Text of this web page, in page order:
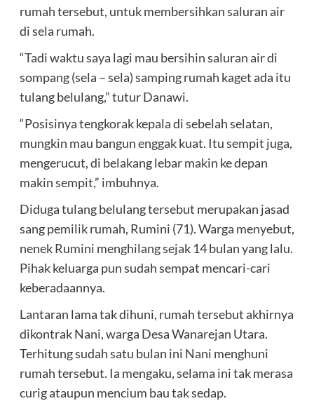
rumah tersebut, untuk membersihkan saluran air
di sela rumah.
“Tadi waktu saya lagi mau bersihin saluran air di
sompang (sela – sela) samping rumah kaget ada itu
tulang belulang,” tutur Danawi.
“Posisinya tengkorak kepala di sebelah selatan,
mungkin mau bangun enggak kuat. Itu sempit juga,
mengerucut, di belakang lebar makin ke depan
makin sempit,” imbuhnya.
Diduga tulang belulang tersebut merupakan jasad
sang pemilik rumah, Rumini (71). Warga menyebut,
nenek Rumini menghilang sejak 14 bulan yang lalu.
Pihak keluarga pun sudah sempat mencari-cari
keberadaannya.
Lantaran lama tak dihuni, rumah tersebut akhirnya
dikontrak Nani, warga Desa Wanarejan Utara.
Terhitung sudah satu bulan ini Nani menghuni
rumah tersebut. Ia mengaku, selama ini tak merasa
curig ataupun mencium bau tak sedap.